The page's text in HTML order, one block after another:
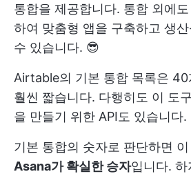
통합을 제공합니다. 통합 외에
하여 맞춤형 앱을 구축하고 생
수 있습니다. 😎
Airtable의 기본 통합 목록은 40
훨씬 짧습니다. 다행히도 이 도
을 만들기 위한 API도 있습니다.
기본 통합의 숫자로 판단하면
Asana가 확실한 승자입니다. 하